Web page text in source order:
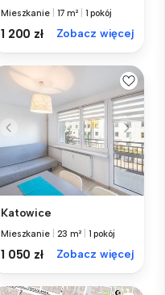
Mieszkanie 17 m² 1 pokój
1 200 zł Zobacz więcej
Katowice
Mieszkanie 23 m² 1 pokój
1 050 zł Zobacz więcej